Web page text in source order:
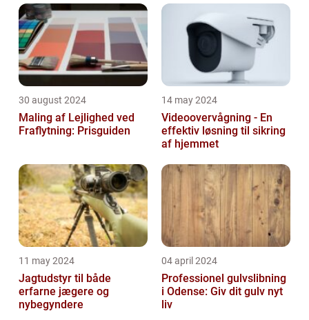
30 august 2024
Maling af Lejlighed ved
Fraflytning: Prisguiden
14 may 2024
Videoovervågning - En
effektiv løsning til sikring
af hjemmet
11 may 2024
Jagtudstyr til både
erfarne jægere og
nybegyndere
04 april 2024
Professionel gulvslibning
i Odense: Giv dit gulv nyt
liv